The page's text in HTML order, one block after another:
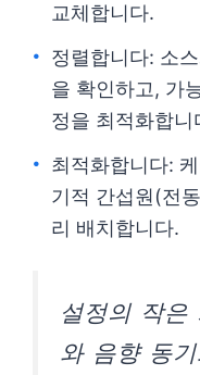
교체합니다.
정렬합니다: 소
을 확인하고, 가
정을 최적화합니
최적화합니다:
기적 간섭원(전
리 배치합니다.
설정의 작은
와 음향 동